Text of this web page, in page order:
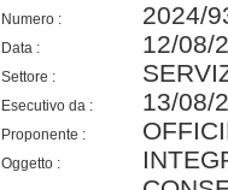
Numero : 2024/
Data : 12/08/
Settore :
Esecutivo da : 13/08/
Proponente :
Oggetto :